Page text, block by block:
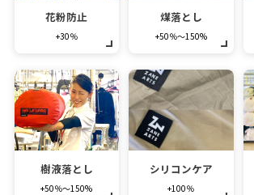
花粉防止
+30％
煤落とし
+50％～150%
樹液落とし
+50％～150%
シリコンケア
+100％